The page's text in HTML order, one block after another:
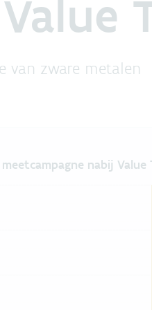
van zware metalen
nabij
nabij Value